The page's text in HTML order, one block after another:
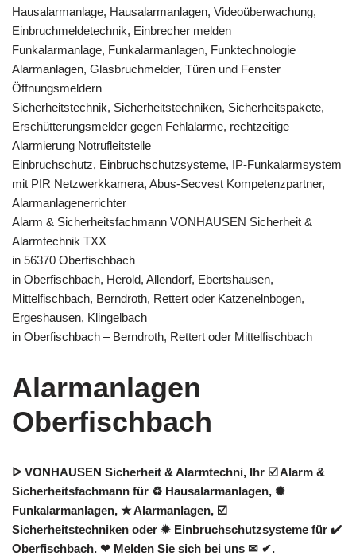
Hausalarmanlage, Hausalarmanlagen, Videoüberwachung,
Einbruchmeldetechnik, Einbrecher melden
Funkalarmanlage, Funkalarmanlagen, Funktechnologie
Alarmanlagen, Glasbruchmelder, Türen und Fenster
Öffnungsmeldern
Sicherheitstechnik, Sicherheitstechniken, Sicherheitspakete,
Erschütterungsmelder gegen Fehlalarme, rechtzeitige
Alarmierung Notrufleitstelle
Einbruchschutz, Einbruchschutzsysteme, IP-Funkalarmsystem
mit PIR Netzwerkkamera, Abus-Secvest Kompetenzpartner,
Alarmanlagenerrichter
Alarm & Sicherheitsfachmann VONHAUSEN Sicherheit &
Alarmtechnik TXX
in 56370 Oberfischbach
in Oberfischbach, Herold, Allendorf, Ebertshausen,
Mittelfischbach, Berndroth, Rettert oder Katzenelnbogen,
Ergeshausen, Klingelbach
in Oberfischbach – Berndroth, Rettert oder Mittelfischbach
Alarmanlagen
Oberfischbach
ᐅ VONHAUSEN Sicherheit & Alarmtechni, Ihr ☑️ Alarm &
Sicherheitsfachmann für ♻ Hausalarmanlagen, ✺
Funkalarmanlagen, ★ Alarmanlagen, ☑️
Sicherheitstechniken oder ✹ Einbruchschutzsysteme für ✔️
Oberfischbach. ❤ Melden Sie sich bei uns ✉ ✔.